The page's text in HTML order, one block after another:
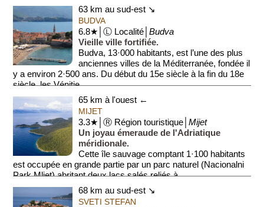
63 km au sud-est ↘
BUDVA
6.8★│Ⓛ Localité│Budva
Vieille ville fortifiée.
Budva, 13·000 habitants, est l’une des plus
anciennes villes de la Méditerranée, fondée il
y a environ 2·500 ans. Du début du 15e siècle à la fin du 18e
siècle, les Vénitie...
65 km à l'ouest ←
MIJET
3.3★│Ⓡ Région touristique│Mijet
Un joyau émeraude de l'Adriatique
méridionale.
Cette île sauvage comptant 1·100 habitants
est occupée en grande partie par un parc naturel (Nacionalni
Park Mljet) abritant deux lacs salés reliés à...
68 km au sud-est ↘
SVETI STEFAN